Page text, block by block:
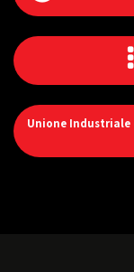
Unione Industriale